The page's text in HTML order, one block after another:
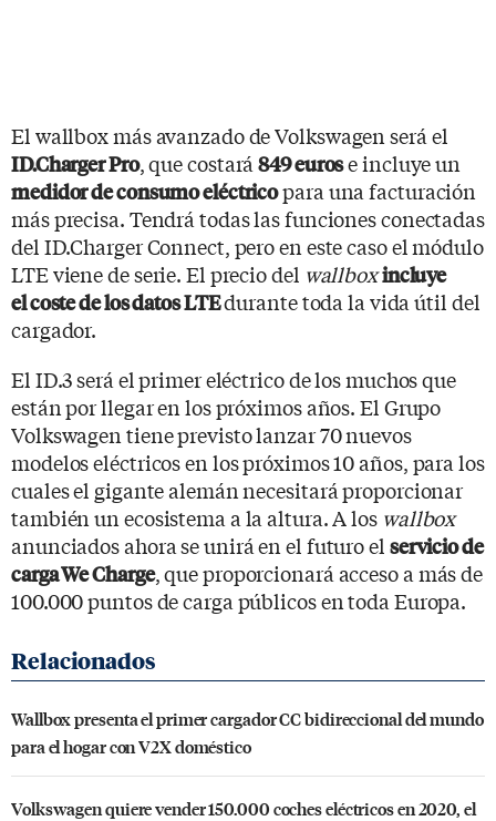
El wallbox más avanzado de Volkswagen será el
ID.Charger Pro, que costará849 eurose incluye un
medidor de consumo eléctricopara una facturación
más precisa. Tendrá todas las funciones conectadas
del ID.Charger Connect, pero en este caso el módulo
LTE viene de serie. El precio del wallboxincluye
el coste de los datos LTEdurante toda la vida útil del
cargador.
El ID.3 será el primer eléctrico de los muchos que
están por llegar en los próximos años. El Grupo
Volkswagen tiene previsto lanzar 70 nuevos
modelos eléctricos en los próximos 10 años, para los
cuales el gigante alemán necesitará proporcionar
también un ecosistema a la altura. A los wallbox
anunciados ahora se unirá en el futuro el servicio de
carga We Charge, que proporcionará acceso a más de
100.000 puntos de carga públicos en toda Europa.
Wallbox presenta el primer cargador CC bidireccional del mundo
para el hogar con V2X doméstico
Volkswagen quiere vender 150.000 coches eléctricos en 2020, el